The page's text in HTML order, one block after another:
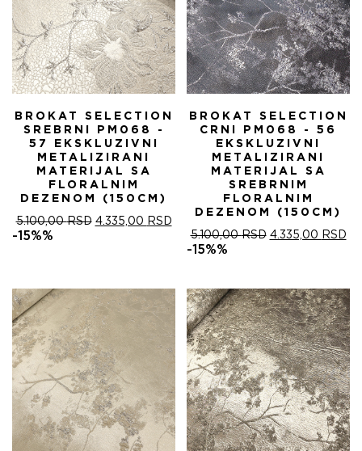
BROKAT SELECTION
SREBRNI PM068 -
57 EKSKLUZIVNI
METALIZIRANI
MATERIJAL SA
FLORALNIM
DEZENOM (150CM)
5.100,00RSD ОРИГИНАЛНА
4.335,00 RSDТРЕНУТНА
ЦЕНА
-15%%
BROKAT SELECTION
CRNI PM068 - 56
EKSKLUZIVNI
METALIZIRANI
MATERIJAL SA
SREBRNIM
FLORALNIM
DEZENOM (150CM)
5.100,00RSD ОРИГИНАЛНА
5.100,00 RSD.
4.335,00 RSD
-15%%